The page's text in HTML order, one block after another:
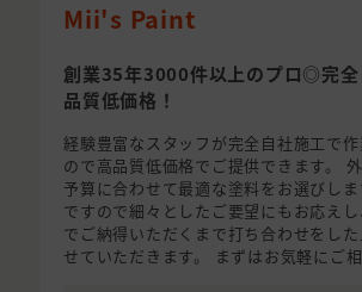
Mii's Paint
創業35年3000件以上のプロ◎完
品質低価格！
経験豊富なスタッフが完全自社施工で
ので高品質低価格でご提供できます。
予算に合わせて最適な塗料をお選びし
ですので細々としたご要望にもお応え
でご納得いただくまで打ち合わせをし
せていただきます。 まずはお気軽にご